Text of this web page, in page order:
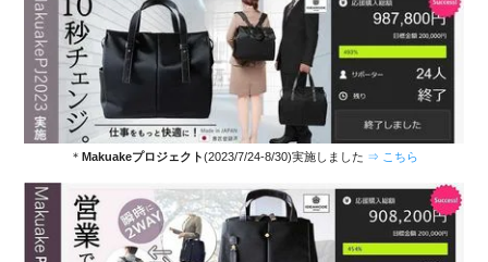
＊ Makuakeプロジェクト(2023/7/24-8/30)実施しました ⇒ こちら